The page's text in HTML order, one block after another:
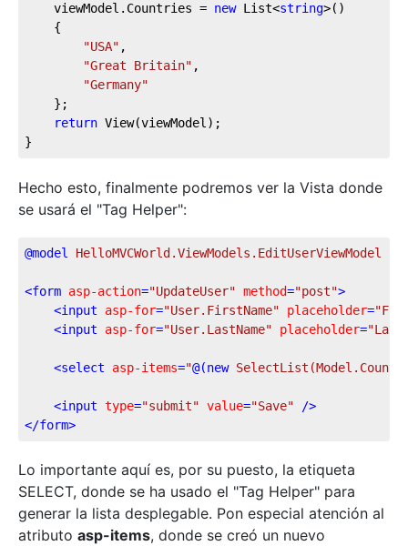
	viewModel.Countries =
new List<string>()
"USA" ,
"Great Britain" ,
"Germany"
return View(viewModel);
}
Hecho esto, finalmente podremos ver la Vista donde
se usará el "Tag Helper":
@model HelloMVCWorld.ViewModels.EditUserViewModel
<form asp-action="UpdateUser" method="post">
<input asp-for="User.FirstName" placeholder=
<input asp-for="User.LastName" placeholder="Last
<select asp-items="@(new SelectList
<input type="submit" value="Save" />
</form>
Lo importante aquí es, por su puesto, la etiqueta
SELECT, donde se ha usado el "Tag Helper" para
generar la lista desplegable. Pon especial atención al
atributo asp-items, donde se creó un nuevo